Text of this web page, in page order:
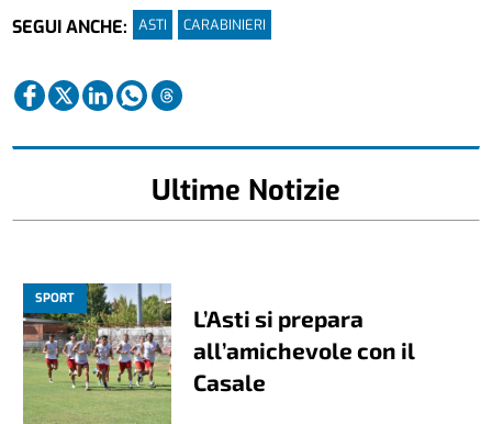
SEGUI ANCHE:
ASTI CARABINIERI
Ultime Notizie
SPORT
L’Asti si prepara
all’amichevole con il
Casale